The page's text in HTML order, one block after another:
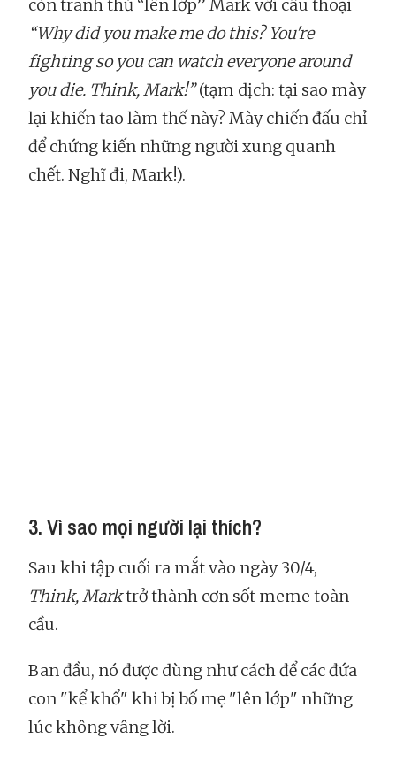
còn tranh thủ “lên lớp” Mark với câu thoại
“Why did you make me do this? You're
fighting so you can watch everyone around
you die. Think, Mark!”(tạm dịch: tại sao mày
lại khiến tao làm thế này? Mày chiến đấu chỉ
để chứng kiến những người xung quanh
chết. Nghĩ đi, Mark!).
3. Vì sao mọi người lại thích?
Sau khi tập cuối ra mắt vào ngày 30/4,
Think, Marktrở thành cơn sốt meme toàn
cầu.
Ban đầu, nó được dùng như cách để các đứa
con "kể khổ" khi bị bố mẹ "lên lớp" những
lúc không vâng lời.